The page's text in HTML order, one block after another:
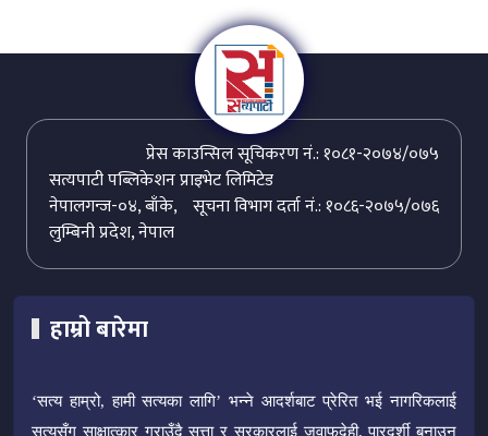
प्रेस काउन्सिल सूचिकरण नं.: १०८१-२०७४/०७५
सत्यपाटी पब्लिकेशन प्राइभेट लिमिटेड
सूचना विभाग दर्ता नं.: १०८६-२०७५/०७६
नेपालगन्ज-०४, बाँके,
लुम्बिनी प्रदेश, नेपाल
हाम्रो बारेमा
‘सत्य हाम्रो, हामी सत्यका लागि’ भन्ने आदर्शबाट प्रेरित भई नागरिकलाई
सत्यसँग साक्षात्कार गराउँदै सत्ता र सरकारलाई जवाफदेही, पारदर्शी बनाउन